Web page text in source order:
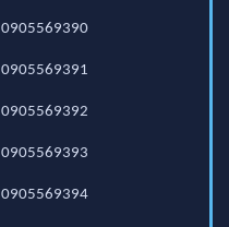
0905569390
0905569391
0905569392
0905569393
0905569394